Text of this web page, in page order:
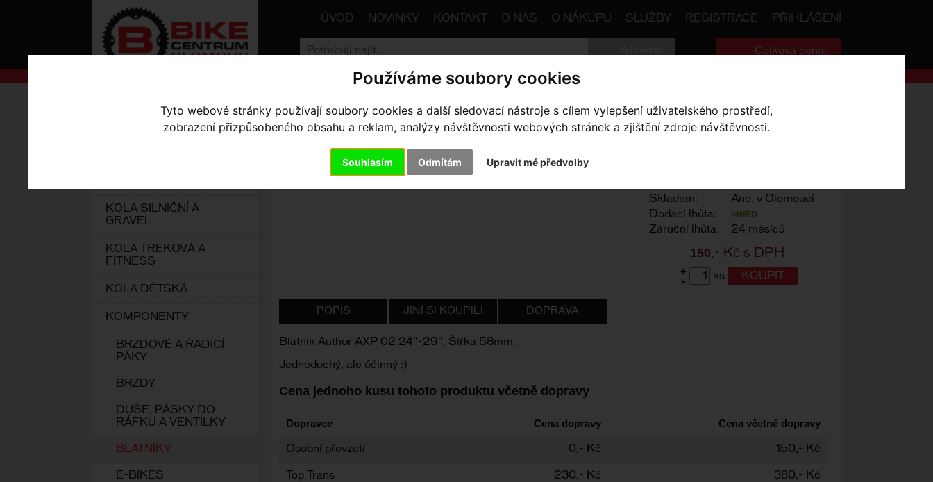
Používáme soubory cookies
Tyto webové stránky používají soubory cookies a další sledovací nástroje s cílem vylepšení uživatelského prostředí,
zobrazení přizpůsobeného obsahu a reklam, analýzy návštěvnosti webových stránek a zjištění zdroje návštěvnosti.
Souhlasím Odmítám Upravit mé předvolby
ÚVOD NOVINKY KONTAKT O NÁS O NÁKUPU SLUŽBY REGISTRACE PŘIHLÁŠENÍ
Celková cena:
KOLA S-WORKS
KOLA SILNIČNÍ A
GRAVEL
KOLA TREKOVÁ A
FITNESS
KOLA DĚTSKÁ
KOMPONENTY
BRZDOVÉ A ŘADÍCÍ
PÁKY
BRZDY
DUŠE, PÁSKY DO
RÁFKU A VENTILKY
BLATNÍKY
E-BIKES
BLATNÍK AUTHOR AXP 02 24-29 ZADNÍ
Skladem:
Ano, v Olomouci
Dodací lhůta:
IHNED
Záruční lhůta: 24 měsíců
150,- Kč s DPH
+
-
ks
POPIS JINÍ SI KOUPILI DOPRAVA
Blatník Author AXP 02 24"-29". Šířka 58mm.
Jednoduchý, ale účinný :)
Cena jednoho kusu tohoto produktu včetně dopravy
Dopravce Cena dopravy Cena včetně dopravy
Osobní převzetí 0,- Kč 150,- Kč
Top Trans 230,- Kč 380,- Kč